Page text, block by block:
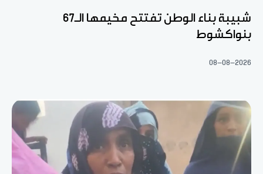
شبيبة بناء الوطن تفتتح مخيمها الـ67
بنواكشوط
08-08-2026